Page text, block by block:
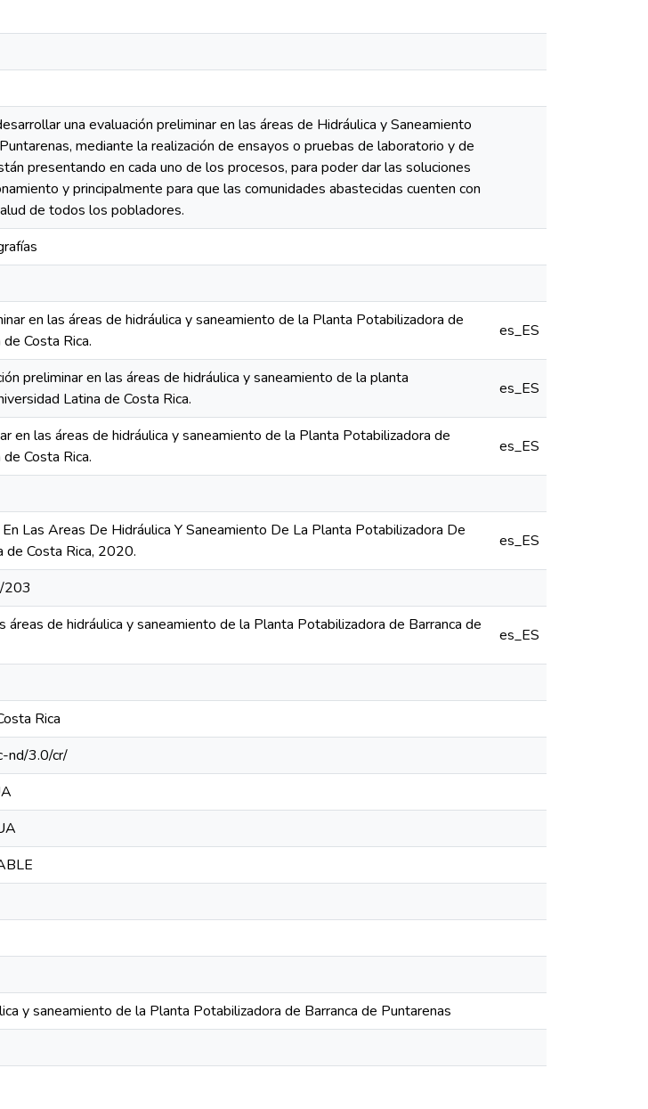
una evaluación preliminar en las áreas de Hidráulica y Saneamiento
mediante la realización de ensayos o pruebas de laboratorio y de
presentando en cada uno de los procesos, para poder dar las soluciones
y principalmente para que las comunidades abastecidas cuenten con
de todos los pobladores.
en las áreas de hidráulica y saneamiento de la Planta Potabilizadora de
Costa Rica.
es_ES
preliminar en las áreas de hidráulica y saneamiento de la planta
Latina de Costa Rica.
es_ES
en las áreas de hidráulica y saneamiento de la Planta Potabilizadora de
Costa Rica.
es_ES
Las Areas De Hidráulica Y Saneamiento De La Planta Potabilizadora De
de Costa Rica, 2020.
es_ES
203
áreas de hidráulica y saneamiento de la Planta Potabilizadora de Barranca de
es_ES
Rica
nd/3.0/cr/
y saneamiento de la Planta Potabilizadora de Barranca de Puntarenas